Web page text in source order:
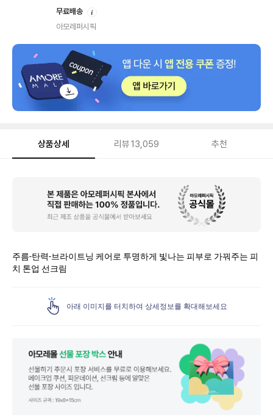
무료배송
아모레퍼시픽
상품상세 리뷰13,059 추천
주름-탄력-브라이트닝 케어로 투명하게 빛나는 피부로 가꿔주는 피
치 톤업 선크림
아래 이미지를 터치하여 상세정보를 확대해보세요